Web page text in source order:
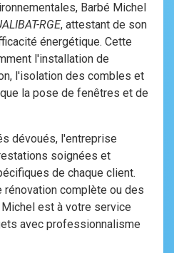
Barbé Michel
RGE, attestant de son
énergétique. Cette
l'installation de
l'isolation des combles et
la pose de fenêtres et de
dévoués, l'entreprise
soignées et
de chaque client.
rénovation complète ou des
est à votre service
avec professionnalisme